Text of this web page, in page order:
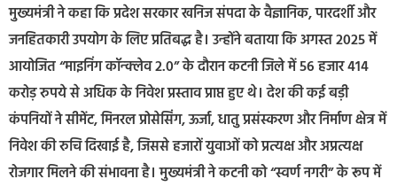
मुख्यमंत्री ने कहा कि प्रदेश सरकार खनिज संपदा के वैज्ञानिक, पारदर्शी और
जनहितकारी उपयोग के लिए प्रतिबद्ध है। उन्होंने बताया कि अगस्त 2025 में
आयोजित “माइनिंग कॉन्क्लेव 2.0” के दौरान कटनी जिले में 56 हजार 414
करोड़ रुपये से अधिक के निवेश प्रस्ताव प्राप्त हुए थे। देश की कई बड़ी
कंपनियों ने सीमेंट, मिनरल प्रोसेसिंग, ऊर्जा, धातु प्रसंस्करण और निर्माण क्षेत्र में
निवेश की रुचि दिखाई है, जिससे हजारों युवाओं को प्रत्यक्ष और अप्रत्यक्ष
रोजगार मिलने की संभावना है। मुख्यमंत्री ने कटनी को “स्वर्ण नगरी” के रूप में